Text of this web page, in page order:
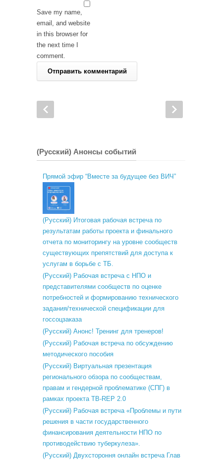
Save my name,
email, and website
in this browser for
the next time I
comment.
(Русский) Анонсы событий
Прямой эфир “Вместе за будущее без ВИЧ”
(Русский) Итоговая рабочая встреча по
результатам работы проекта и финального
отчета по мониторингу на уровне сообществ
существующих препятствий для доступа к
услугам в борьбе с ТБ.
(Русский) Рабочая встреча с НПО и
представителями сообществ по оценке
потребностей и формированию технического
задания/технической спецификации для
госсоцзаказа
(Русский) Анонс! Тренинг для тренеров!
(Русский) Рабочая встреча по обсуждению
методического пособия
(Русский) Виртуальная презентация
регионального обзора по сообществам,
правам и гендерной проблематике (СПГ) в
рамках проекта TB-REP 2.0
(Русский) Рабочая встреча «Проблемы и пути
решения в части государственного
финансирования деятельности НПО по
противодействию туберкулеза».
(Русский) Двухстороння онлайн встреча Глав